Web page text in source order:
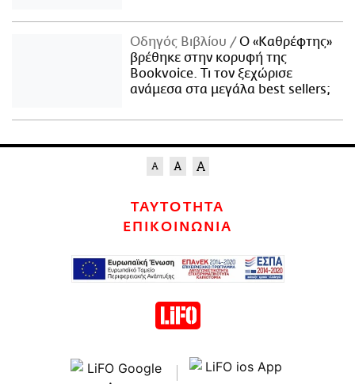
Οδηγός Βιβλίου
Ο «Καθρέφτης»
βρέθηκε στην κορυφή της
Bookvoice. Τι τον ξεχώρισε
ανάμεσα στα μεγάλα best sellers;
ΤΑΥΤΟΤΗΤΑ
ΕΠΙΚΟΙΝΩΝΙΑ